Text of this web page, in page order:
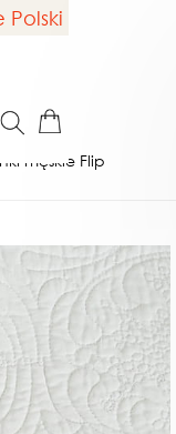
Polski
męskie Flip